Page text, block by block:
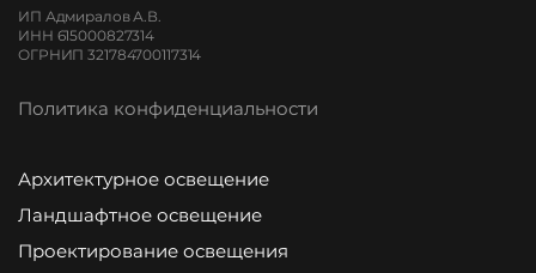
ИП Адмиралов А.В.
ИНН 615000827314
ОГРНИП 321784700117314
Политика конфиденциальности
Архитектурное освещение
Ландшафтное освещение
Проектирование освещения